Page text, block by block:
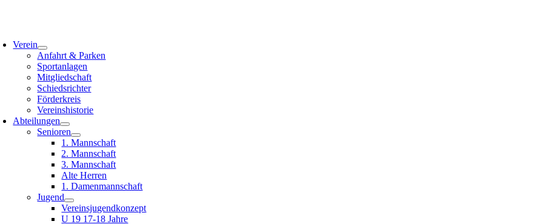
Verein
Anfahrt & Parken
Sportanlagen
Mitgliedschaft
Schiedsrichter
Förderkreis
Vereinshistorie
Abteilungen
Senioren
1. Mannschaft
2. Mannschaft
3. Mannschaft
Alte Herren
1. Damenmannschaft
Jugend
Vereinsjugendkonzept
U 19 17-18 Jahre